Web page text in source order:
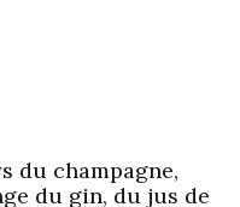
du champagne,
du gin, du jus de